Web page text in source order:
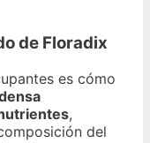
de Floradix
es cómo
,
del